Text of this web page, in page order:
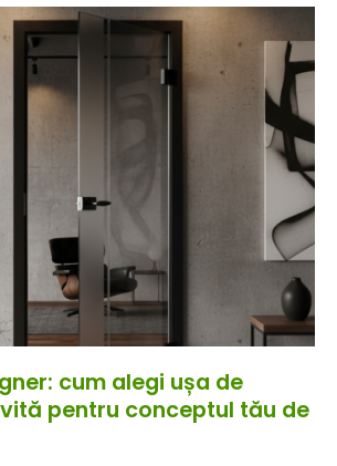
cum alegi ușa de
pentru conceptul tău de